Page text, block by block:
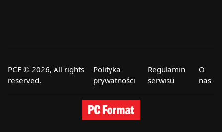
PCF © 2026, All rights
reserved.
Polityka
prywatności
Regulamin
serwisu
O
nas